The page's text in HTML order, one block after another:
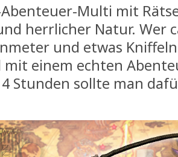
Multi mit
herrlicher Natur. Wer
und etwas
mit einem echten
Stunden sollte man